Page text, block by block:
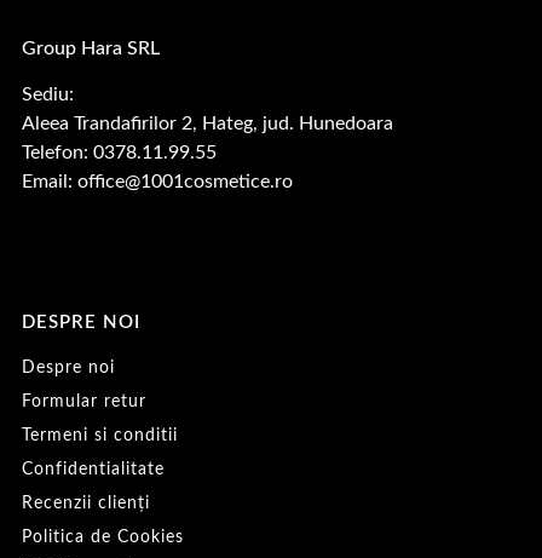
Group Hara SRL
Sediu:
Aleea Trandafirilor 2, Hateg, jud. Hunedoara
Telefon: 0378.11.99.55
Email: office@1001cosmetice.ro
DESPRE NOI
Despre noi
Formular retur
Termeni si conditii
Confidentialitate
Recenzii clienți
Politica de Cookies